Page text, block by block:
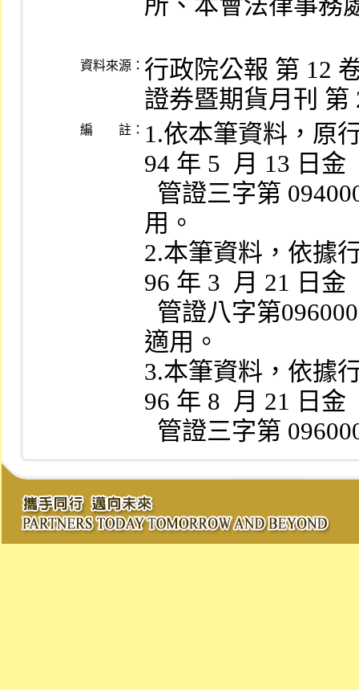
資料來源： 行政院公報 第 12
證券暨期貨月刊 第
編 註： 1.依本筆資料，原
94 年 5  月 13 日金
用。
2.本筆資料，依據
96 年 3  月 21 日金
適用。
3.本筆資料，依據
96 年 8  月 21 日金
管證三字第